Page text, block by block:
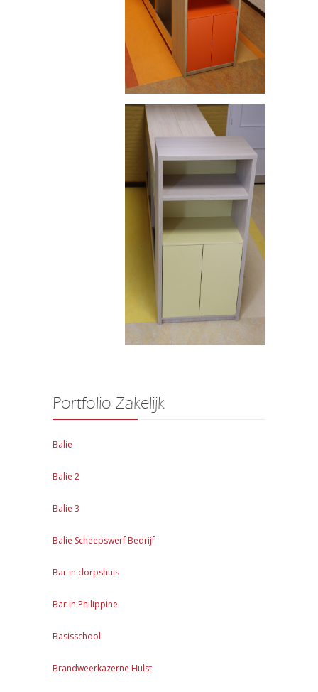
Portfolio Zakelijk
Balie
Balie 2
Balie 3
Balie Scheepswerf Bedrijf
Bar in dorpshuis
Bar in Philippine
Basisschool
Brandweerkazerne Hulst